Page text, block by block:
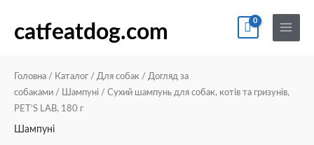
catfeatdog.com
Main
Menu
Головна / Каталог / Для собак / Догляд за
собаками / Шампуні / Сухий шампунь для собак, котів та гризунів,
PET’S LAB, 180 г
Шампуні
Сухий
шампунь
собак,
котів
та
гризунів,